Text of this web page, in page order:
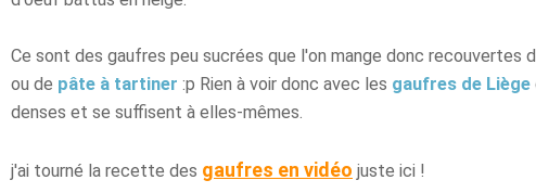
Ce sont des gaufres peu sucrées que l'on mange donc recouvertes
ou de pâte à tartiner :p Rien à voir donc avec les gaufres de Liège
denses et se suffisent à elles-mêmes.
j'ai tourné la recette des gaufres en vidéo juste ici !